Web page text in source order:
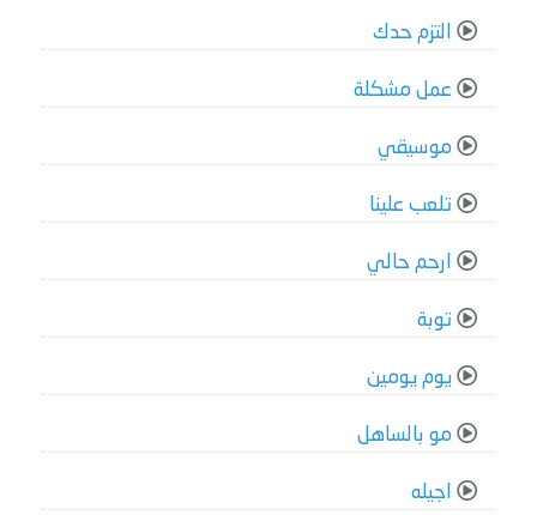
التزم حدك
عمل مشكلة
موسيقي
تلعب علينا
ارحم حالي
توبة
يوم يومين
مو بالساهل
اجيله